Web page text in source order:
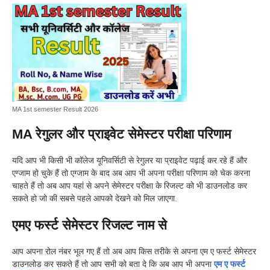
MA 1st semester Result 2026
MA रेगुलर और प्राइवेट सेमेस्टर परीक्षा परिणाम
यदि आप भी किसी भी कॉलेज यूनिवर्सिटी से रेगुलर या प्राइवेट पढ़ाई कर रहे हैं और
एग्जाम हो चुके हैं तो एग्जाम के बाद अब आप भी अपना परीक्षा परिणाम को चेक करना
चाहते हैं तो अब आप यहां से अपने सेमेस्टर परीक्षा के रिजल्ट को भी डाउनलोड कर
सकते हो जो की सबसे पहले आपको देखने को मिल जाएगा.
एमए फर्स्ट सेमेस्टर रिजल्ट नाम से
आप अपना रोल नंबर भूल गए हैं तो अब आप किस तरीके से अपना एम ए फर्स्ट सेमेस्टर
डाउनलोड कर सकते हैं तो आप सभी को बता दे कि अब आप भी अपनाएम ए फर्स्ट